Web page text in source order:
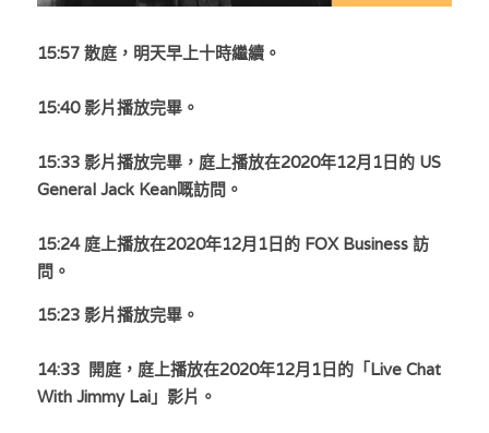
美西極權主義
真相直擊
極端暴恐實錄
莫綺琪專欄
黃萬成專欄
招國偉專欄
高松傑專欄
馮煒光專欄
趙處機專欄
KOL 精選
大衛sir專欄
黎智英案審訊
支聯會案
35+顛覆案
休閒好介紹
親子
花生仔漫畫週記
人才招聘
投稿熱線
商戶合作
支持讚助
搜索
繁體中文
繁體中文
English
15:57 散庭，明天早上十時繼續。
15:40 影片播放完畢。
15:33 影片播放完畢，庭上播放在2020年12月1日的 US
General Jack Kean嘅訪問。
15:24 庭上播放在2020年12月1日的 FOX Business 訪
問。
15:23 影片播放完畢。
14:33  開庭，庭上播放在2020年12月1日的「Live Chat
With Jimmy Lai」影片。